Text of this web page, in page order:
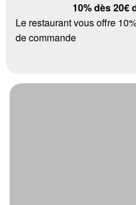
10% dès 20€
Le restaurant vous offre
de commande